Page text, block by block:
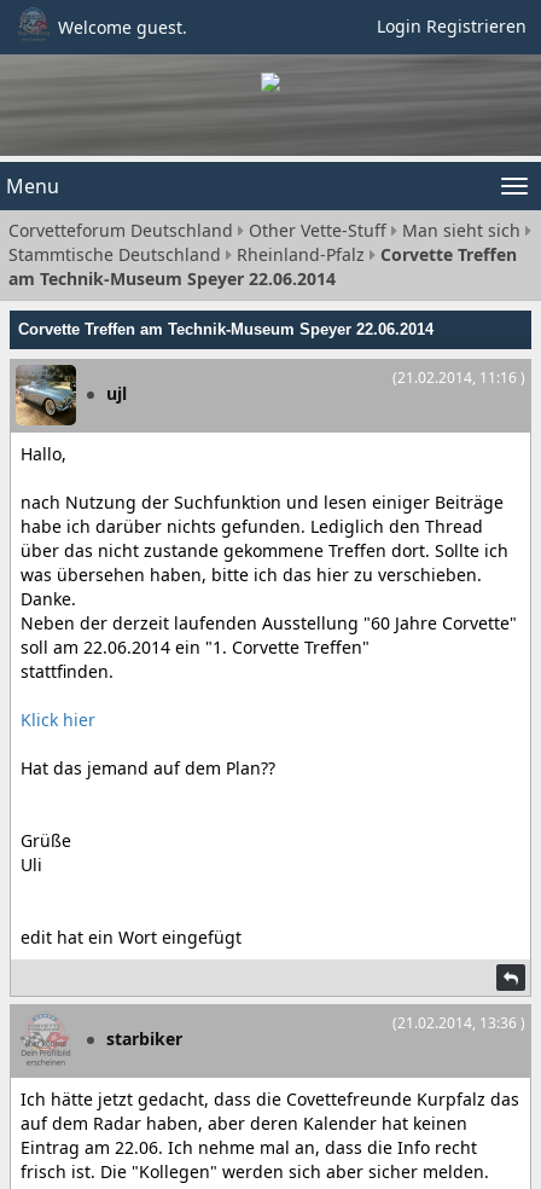
Welcome guest. Login Registrieren
Menu
Corvetteforum Deutschland Other Vette-Stuff
Man sieht sich
Stammtische Deutschland
Rheinland-Pfalz
Corvette Treffen
am Technik-Museum Speyer 22.06.2014
Corvette Treffen am Technik-Museum Speyer 22.06.2014
(21.02.2014, 11:16 )
ujl
Hallo,
nach Nutzung der Suchfunktion und lesen einiger Beiträge
habe ich darüber nichts gefunden. Lediglich den Thread
über das nicht zustande gekommene Treffen dort. Sollte ich
was übersehen haben, bitte ich das hier zu verschieben.
Danke.
Neben der derzeit laufenden Ausstellung "60 Jahre Corvette"
soll am 22.06.2014 ein "1. Corvette Treffen"
stattfinden.
Klick hier
Hat das jemand auf dem Plan??
Grüße
Uli
edit hat ein Wort eingefügt
(21.02.2014, 13:36 )
starbiker
Ich hätte jetzt gedacht, dass die Covettefreunde Kurpfalz das
auf dem Radar haben, aber deren Kalender hat keinen
Eintrag am 22.06. Ich nehme mal an, dass die Info recht
frisch ist. Die "Kollegen" werden sich aber sicher melden.